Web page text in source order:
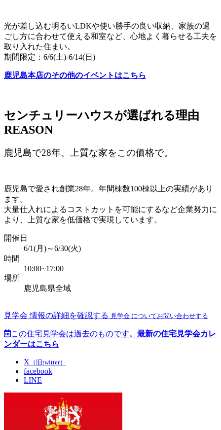
光が差し込む明るいLDKや使い勝手の良い収納、家族の過
ごし方に合わせて使える和室など、心地よく暮らせる工夫を
取り入れた住まい。
期間限定：6/6(土)-6/14(日)
鹿児島本店のその他のイベントはこちら
センチュリーハウスが選ばれる理由
REASON
鹿児島で28年、上質な家をこの価格で。
鹿児島で愛され創業28年。年間棟数100棟以上の実績があり
ます。
大量仕入れによるコストカットを可能にするなど企業努力に
より、上質な家を低価格で実現しています。
開催日
6/1(月)～6/30(火)
時間
10:00~17:00
場所
鹿児島県全域
見学会 情報の詳細を確認する 見学会 についてお問い合わせする
この住宅見学会は過去のものです。 最新の住宅見学会カレ
ンダーはこちら
X （旧twitter）
facebook
LINE